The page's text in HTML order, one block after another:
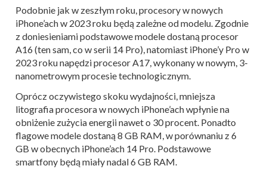
Podobnie jak w zeszłym roku, procesory w nowych
iPhone’ach w 2023 roku będą zależne od modelu. Zgodnie
z doniesieniami podstawowe modele dostaną procesor
A16 (ten sam, co w serii 14 Pro), natomiast iPhone’y Pro w
2023 roku napędzi procesor A17, wykonany w nowym, 3-
nanometrowym procesie technologicznym.
Oprócz oczywistego skoku wydajności, mniejsza
litografia procesora w nowych iPhone’ach wpłynie na
obniżenie zużycia energii nawet o 30 procent. Ponadto
flagowe modele dostaną 8 GB RAM, w porównaniu z 6
GB w obecnych iPhone’ach 14 Pro. Podstawowe
smartfony będą miały nadal 6 GB RAM.